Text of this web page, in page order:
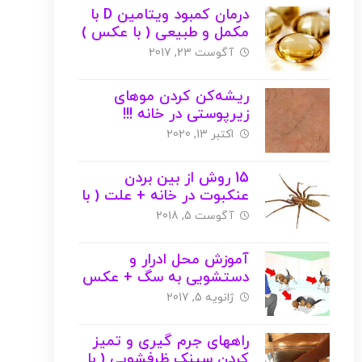
درمان کمبود ویتامین D با
مکمل و طبیعی ( با عکس )
آگوست 23, 2017
ریشه‌کن کردن موهای
زیرپوستی در خانه !!!
اکتبر 13, 2020
15 روش از بین بردن
عنکبوت در خانه + علت ( با
عکس )
آگوست 5, 2018
آموزش محل ادرار و
دستشویی به سگ + عکس
ژانویه 5, 2017
راههای جرم گیری و تمیز